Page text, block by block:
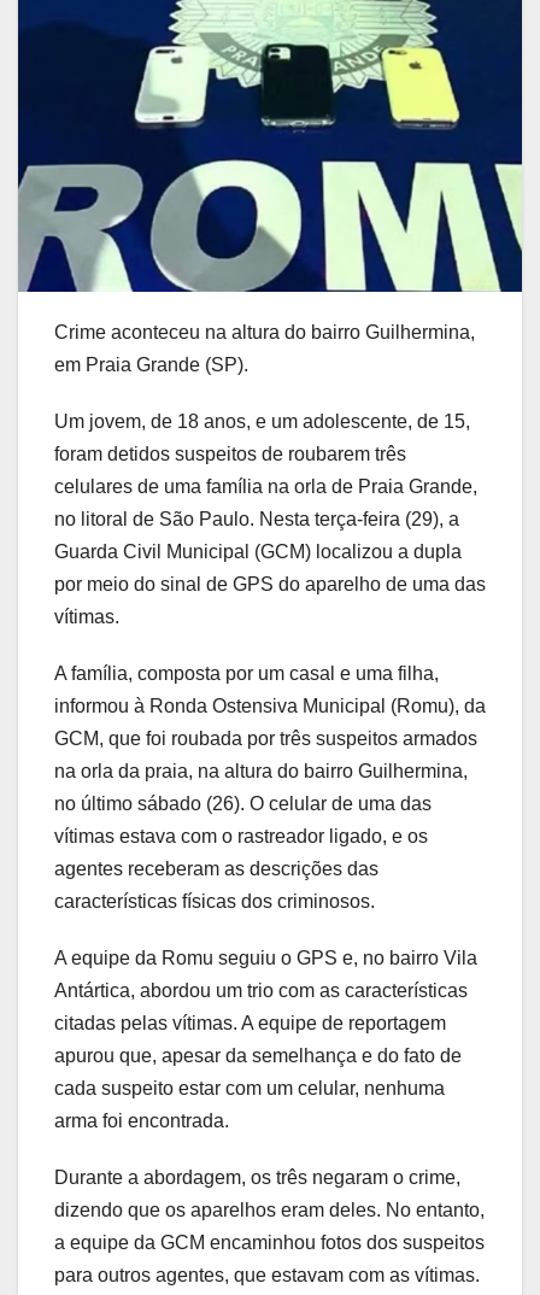
Crime aconteceu na altura do bairro Guilhermina,
em Praia Grande (SP).
Um jovem, de 18 anos, e um adolescente, de 15,
foram detidos suspeitos de roubarem três
celulares de uma família na orla de Praia Grande,
no litoral de São Paulo. Nesta terça-feira (29), a
Guarda Civil Municipal (GCM) localizou a dupla
por meio do sinal de GPS do aparelho de uma das
vítimas.
A família, composta por um casal e uma filha,
informou à Ronda Ostensiva Municipal (Romu), da
GCM, que foi roubada por três suspeitos armados
na orla da praia, na altura do bairro Guilhermina,
no último sábado (26). O celular de uma das
vítimas estava com o rastreador ligado, e os
agentes receberam as descrições das
características físicas dos criminosos.
A equipe da Romu seguiu o GPS e, no bairro Vila
Antártica, abordou um trio com as características
citadas pelas vítimas. A equipe de reportagem
apurou que, apesar da semelhança e do fato de
cada suspeito estar com um celular, nenhuma
arma foi encontrada.
Durante a abordagem, os três negaram o crime,
dizendo que os aparelhos eram deles. No entanto,
a equipe da GCM encaminhou fotos dos suspeitos
para outros agentes, que estavam com as vítimas.